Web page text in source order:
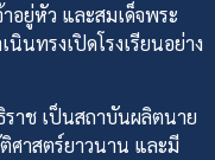
อยู่หัว และสมเด็จพระ
นทรงเปิดโรงเรียนอย่าง
ราช เป็นสถาบันผลิตนาย
ศาสตร์ยาวนาน และมี